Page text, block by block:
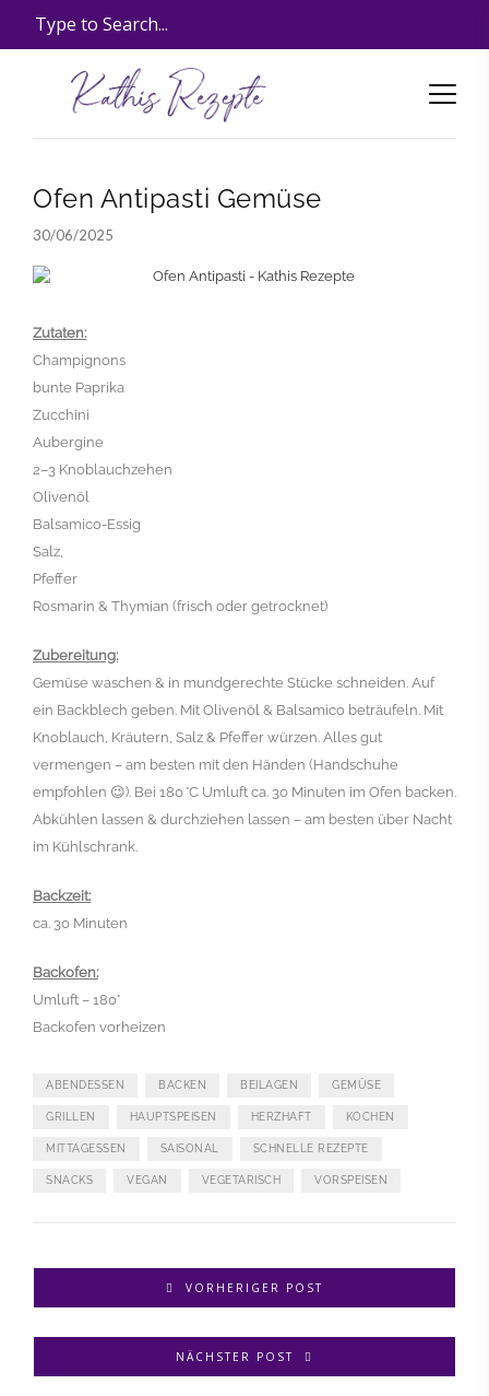
Ofen Antipasti Gemüse
30/06/2025
Zutaten:
Champignons
bunte Paprika
Zucchini
Aubergine
2–3 Knoblauchzehen
Olivenöl
Balsamico-Essig
Salz,
Pfeffer
Rosmarin & Thymian (frisch oder getrocknet)
Zubereitung:
Gemüse waschen & in mundgerechte Stücke schneiden. Auf
ein Backblech geben. Mit Olivenöl & Balsamico beträufeln. Mit
Knoblauch, Kräutern, Salz & Pfeffer würzen. Alles gut
vermengen – am besten mit den Händen (Handschuhe
empfohlen 😉). Bei 180 °C Umluft ca. 30 Minuten im Ofen backen.
Abkühlen lassen & durchziehen lassen – am besten über Nacht
im Kühlschrank.
Backzeit:
ca. 30 Minuten
Backofen:
Umluft – 180°
Backofen vorheizen
ABENDESSEN BACKEN BEILAGEN GEMÜSE
GRILLEN HAUPTSPEISEN HERZHAFT KOCHEN
MITTAGESSEN SAISONAL SCHNELLE REZEPTE
SNACKS VEGAN VEGETARISCH VORSPEISEN
VORHERIGER POST
NÄCHSTER POST